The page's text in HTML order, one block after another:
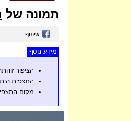
תמונה של
שיתוף
מידע נוסף
הציפור
התצפית
מקום